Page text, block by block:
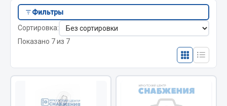
ЦЕПИ РОССИЯ
ЦЕПИ BOHU (Китай)
Изготовление цепей на колеса BOHU
QITONG
Весь раздел
Отопители салона, подогреватели
Фильтры
Сортировка:
Показано 7 из 7